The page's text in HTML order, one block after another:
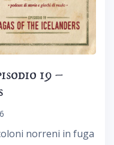
19 –
norreni in fuga